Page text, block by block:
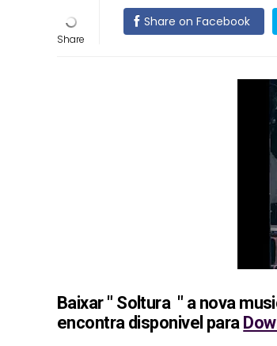
Share on Facebook
Baixar " Soltura " a nova
encontra disponivel para